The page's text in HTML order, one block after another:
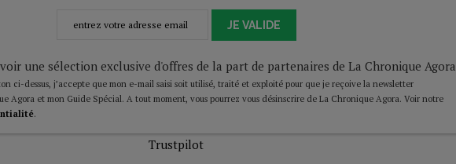
JE VALIDE
une sélection exclusive d'offres de la part de partenaires de La Chronique Agora
ci-dessus, j’accepte que mon e-mail saisi soit utilisé, traité et exploité pour que je reçoive la newsletter
Agora et mon Guide Spécial. A tout moment, vous pourrez vous désinscrire de La Chronique Agora. Voir notre
.
Trustpilot